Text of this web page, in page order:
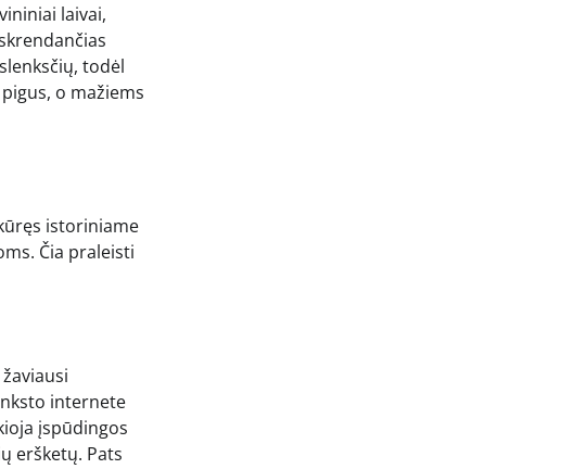
laivai,
todėl
o mažiems
istoriniame
Čia praleisti
internete
įspūdingos
eršketų. Pats